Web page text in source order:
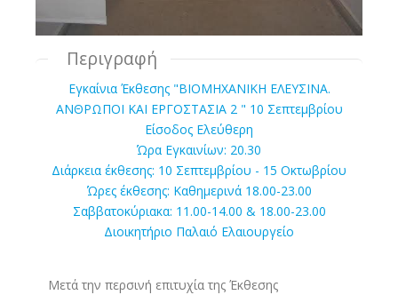
Περιγραφή
Εγκαίνια Έκθεσης "ΒΙΟΜΗΧΑΝΙΚΗ ΕΛΕΥΣΙΝΑ.
ΑΝΘΡΩΠΟΙ ΚΑΙ ΕΡΓΟΣΤΑΣΙΑ 2 " 10 Σεπτεμβρίου
Είσοδος Ελεύθερη
Ώρα Εγκαινίων: 20.30
Διάρκεια έκθεσης: 10 Σεπτεμβρίου - 15 Οκτωβρίου
Ώρες έκθεσης: Καθημερινά 18.00-23.00
Σαββατοκύριακα: 11.00-14.00 & 18.00-23.00
Διοικητήριο Παλαιό Ελαιουργείο
Μετά την περσινή επιτυχία της Έκθεσης